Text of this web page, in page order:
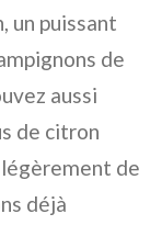
un puissant
de
aussi
de citron
de
déjà